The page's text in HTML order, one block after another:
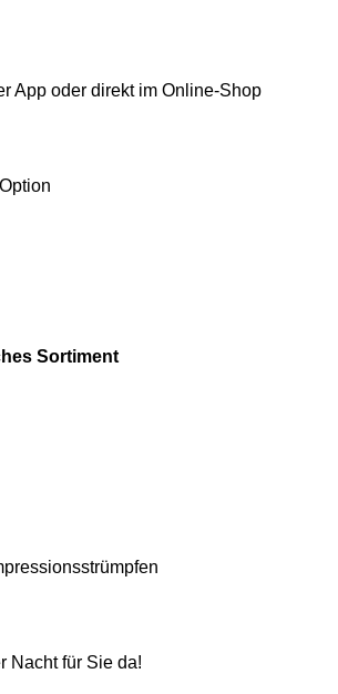
App oder direkt im Online-Shop
Sortiment
Nacht für Sie da!